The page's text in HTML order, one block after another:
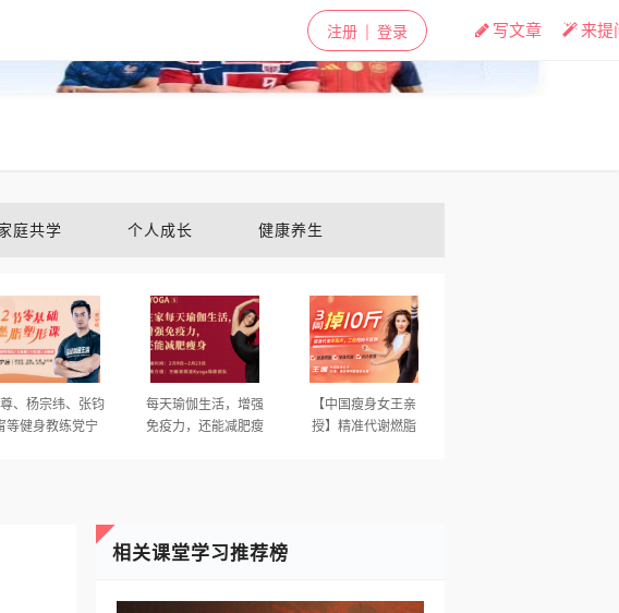
✕
来提
写文章
注册 登录
庭共学 个人成长 健康养生
、杨宗纬、张钧
等健身教练党宁
每天瑜伽生活，增强
免疫力，还能减肥瘦
【中国瘦身女王亲
授】精准代谢燃脂
相关课堂学习推荐榜